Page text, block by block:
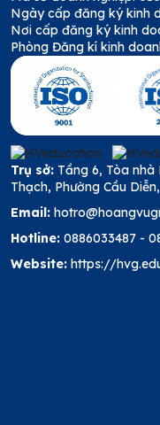
Ngày cấp đăng ký kinh
Nơi cấp đăng ký kinh
Phòng Đăng kí kinh
Trụ sở: Tầng 6, Tòa nhà
Thạch, Phường Cầu
Email:
Hotline: 0886033487 -
Website: https://